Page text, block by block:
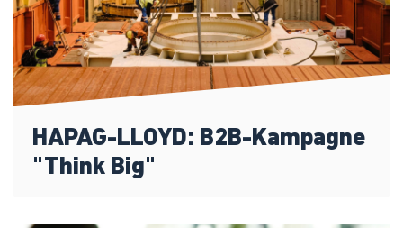
HAPAG-LLOYD: B2B-Kampagne
"Think Big"